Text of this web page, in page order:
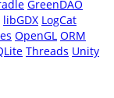
GreenDAO
libGDX LogCat
OpenGL ORM
Threads Unity